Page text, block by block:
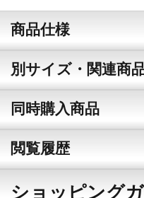
商品仕様
別サイズ・関連商
同時購入商品
閲覧履歴
ショッピング